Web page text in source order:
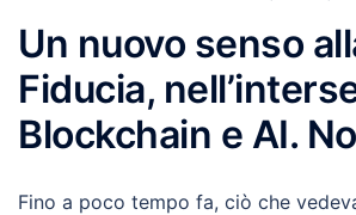
Un nuovo senso
Fiducia,
Blockchain e AI.
Fino a poco tempo fa, ciò che